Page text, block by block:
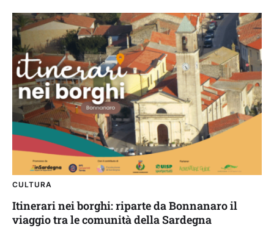
CULTURA
Itinerari nei borghi: riparte da Bonnanaro il
viaggio tra le comunità della Sardegna